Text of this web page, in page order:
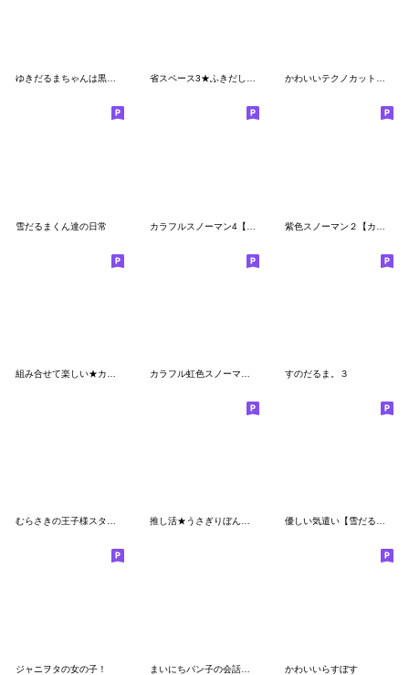
ゆきだるまちゃんは黒推し 省スペース3★ふきだし【スノーマン第2弾】 かわいいテクノカット黒髪男子2byさらら98
雪だるまくん達の日常
すのだるま。３
むらさきの王子様スタンプ 推し活★うさぎりぼん（黒色） 優しい気遣い【雪だるま第7弾】年末年始
ジャニヲタの女の子！ かわいいらすぼす